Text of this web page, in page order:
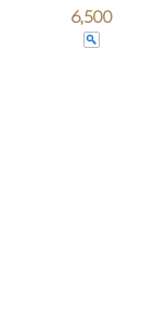
6,500